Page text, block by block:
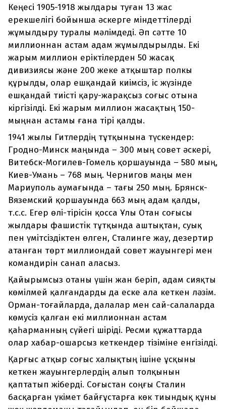
Кеңесі 1905-1918 жылдары туған 13 жас
ерекшелігі бойынша әскерге міндеттілерді
жұмылдыру туралы мәлімдеді. Әп сәтте 10
миллионнан астам адам жұмылдырылды. Екі
жарым миллион еріктілерден 50 жасақ
дивизиясы және 200 жеке атқыштар полкы
құрылды, олар ешқандай киімсіз, іс жүзінде
ешқандай тиісті қару-жарақсыз соғыс отына
кіргізілді. Екі жарым миллион жасақтың 150-
мыңнан астамы ғана тірі қалды.
1941 жылы Гитлердің тұтқынына түскендер:
Гродно-Минск маңында – 300 мың совет әскері,
Витебск-Могилев-Гомель қоршауында – 580 мың,
Киев-Умань – 768 мың. Чернигов маңы мен
Мариуполь аумағында – тағы 250 мың. Брянск-
Вяземский қоршауында 663 мың адам қалды,
т.с.с. Егер өлі-тірісін қосса Ұлы Отан соғысы
жылдары фашистік тұтқында аштықтан, суық
пен үмітсіздіктен өлген, Сталинге жау, дезертир
атанған төрт миллиондай совет жауынгері мен
командирін санап аласыз.
Қайырымсыз отаны үшін жан беріп, адам сияқты
көмілмей қалғандарды да еске ала кеткен ләзім.
Орман-тоғайларда, далалар мен сай-салаларда
көмусіз қалған екі миллионнан астам
қаһарманның сүйегі шіріді. Ресми құжаттарда
олар хабар-ошарсыз кеткендер тізіміне енгізілді.
Қарғыс атқыр соғыс халықтың ішіне ұсқыны
кеткен жауынгерлердің алып толқынын
қаптатып жіберді. Соғыстан соңғы Сталин
басқарған үкімет байғұстарға көк тиындық құны